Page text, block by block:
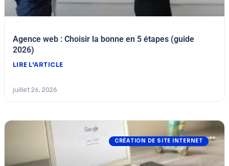
Agence web : Choisir la bonne en 5 étapes (guide
2026)
LIRE L'ARTICLE
juillet 26, 2026
CRÉATION DE SITE INTERNET